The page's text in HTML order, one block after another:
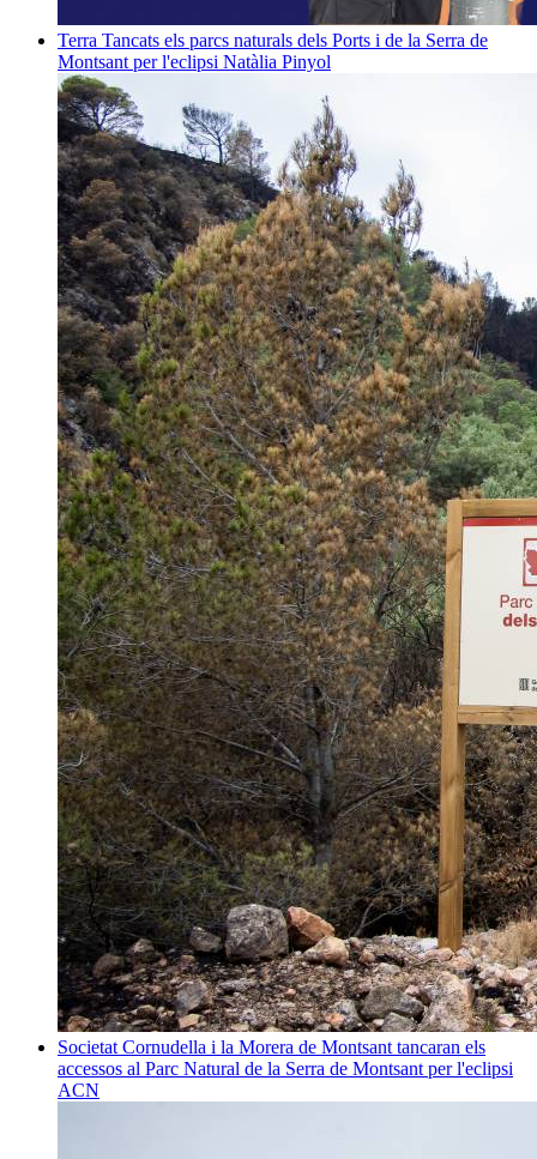
Terra Tancats els parcs naturals dels Ports i de la Serra de
Montsant per l'eclipsi Natàlia Pinyol
Societat Cornudella i la Morera de Montsant tancaran els
accessos al Parc Natural de la Serra de Montsant per l'eclipsi
ACN